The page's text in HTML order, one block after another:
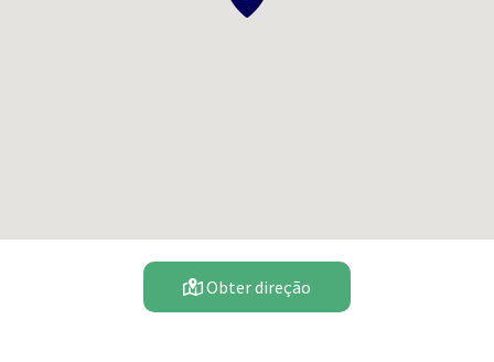
Obter direção